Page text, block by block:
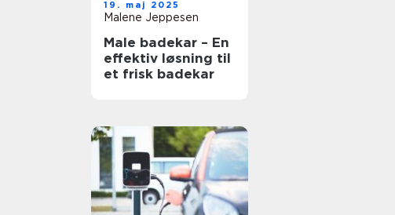
19. maj 2025
Malene Jeppesen
Male badekar – En
effektiv løsning til
et frisk badekar